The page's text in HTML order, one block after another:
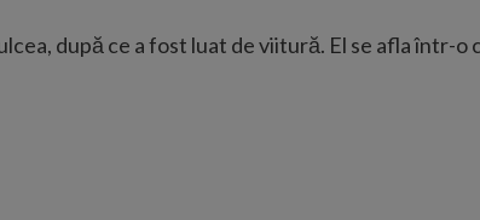
după ce a fost luat de viitură. El se afla într-